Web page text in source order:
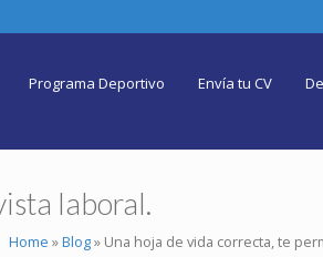
Programa Deportivo Envía tu CV
laboral.
Home »Blog» Una hoja de vida correcta, te